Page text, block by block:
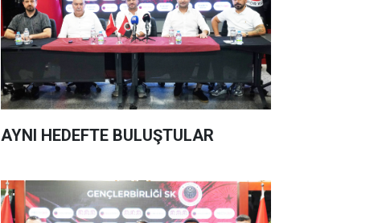
AYNI HEDEFTE BULUŞTULAR